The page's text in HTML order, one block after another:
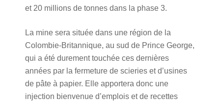
et 20 millions de tonnes dans la phase 3.
La mine sera située dans une région de la
Colombie-Britannique, au sud de Prince George,
qui a été durement touchée ces dernières
années par la fermeture de scieries et d’usines
de pâte à papier. Elle apportera donc une
injection bienvenue d’emplois et de recettes